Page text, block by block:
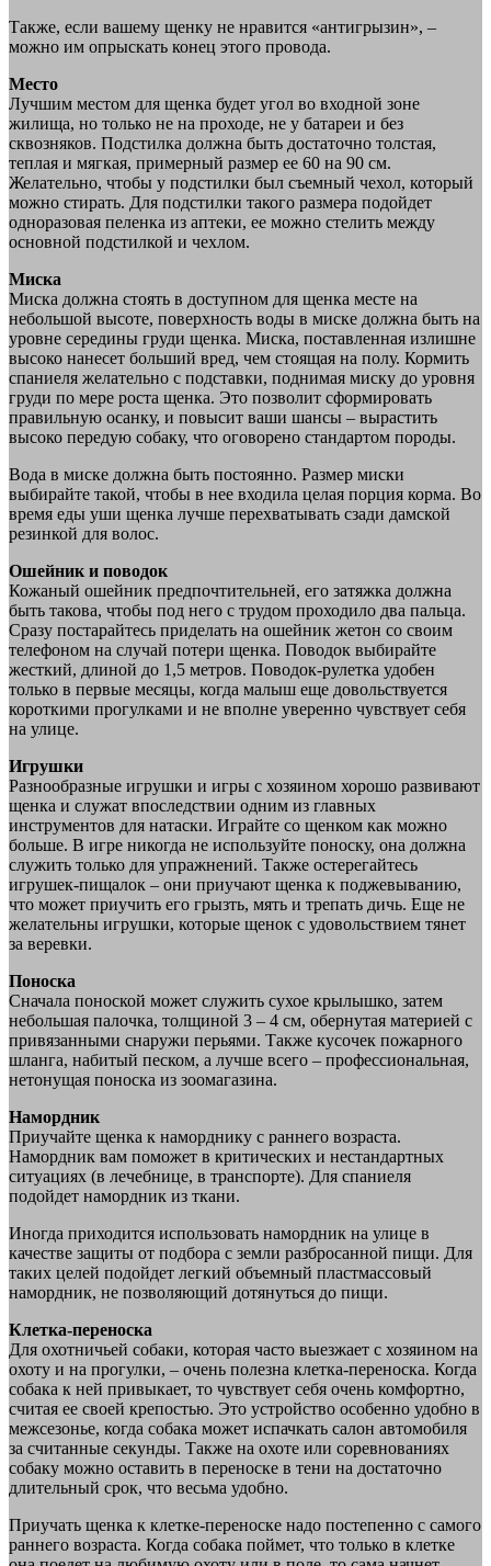
Также, если вашему щенку не нравится «антигрызин», –
можно им опрыскать конец этого провода.
Место
Лучшим местом для щенка будет угол во входной зоне
жилища, но только не на проходе, не у батареи и без
сквозняков. Подстилка должна быть достаточно толстая,
теплая и мягкая, примерный размер ее 60 на 90 см.
Желательно, чтобы у подстилки был съемный чехол, который
можно стирать. Для подстилки такого размера подойдет
одноразовая пеленка из аптеки, ее можно стелить между
основной подстилкой и чехлом.
Миска
Миска должна стоять в доступном для щенка месте на
небольшой высоте, поверхность воды в миске должна быть на
уровне середины груди щенка. Миска, поставленная излишне
высоко нанесет больший вред, чем стоящая на полу. Кормить
спаниеля желательно с подставки, поднимая миску до уровня
груди по мере роста щенка. Это позволит сформировать
правильную осанку, и повысит ваши шансы – вырастить
высоко передую собаку, что оговорено стандартом породы.
Вода в миске должна быть постоянно. Размер миски
выбирайте такой, чтобы в нее входила целая порция корма. Во
время еды уши щенка лучше перехватывать сзади дамской
резинкой для волос.
Ошейник и поводок
Кожаный ошейник предпочтительней, его затяжка должна
быть такова, чтобы под него с трудом проходило два пальца.
Сразу постарайтесь приделать на ошейник жетон со своим
телефоном на случай потери щенка. Поводок выбирайте
жесткий, длиной до 1,5 метров. Поводок-рулетка удобен
только в первые месяцы, когда малыш еще довольствуется
короткими прогулками и не вполне уверенно чувствует себя
на улице.
Игрушки
Разнообразные игрушки и игры с хозяином хорошо развивают
щенка и служат впоследствии одним из главных
инструментов для натаски. Играйте со щенком как можно
больше. В игре никогда не используйте поноску, она должна
служить только для упражнений. Также остерегайтесь
игрушек-пищалок – они приучают щенка к поджевыванию,
что может приучить его грызть, мять и трепать дичь. Еще не
желательны игрушки, которые щенок с удовольствием тянет
за веревки.
Поноска
Сначала поноской может служить сухое крылышко, затем
небольшая палочка, толщиной 3 – 4 см, обернутая материей с
привязанными снаружи перьями. Также кусочек пожарного
шланга, набитый песком, а лучше всего – профессиональная,
нетонущая поноска из зоомагазина.
Намордник
Приучайте щенка к наморднику с раннего возраста.
Намордник вам поможет в критических и нестандартных
ситуациях (в лечебнице, в транспорте). Для спаниеля
подойдет намордник из ткани.
Иногда приходится использовать намордник на улице в
качестве защиты от подбора с земли разбросанной пищи. Для
таких целей подойдет легкий объемный пластмассовый
намордник, не позволяющий дотянуться до пищи.
Клетка-переноска
Для охотничьей собаки, которая часто выезжает с хозяином на
охоту и на прогулки, – очень полезна клетка-переноска. Когда
собака к ней привыкает, то чувствует себя очень комфортно,
считая ее своей крепостью. Это устройство особенно удобно в
межсезонье, когда собака может испачкать салон автомобиля
за считанные секунды. Также на охоте или соревнованиях
собаку можно оставить в переноске в тени на достаточно
длительный срок, что весьма удобно.
Приучать щенка к клетке-переноске надо постепенно с самого
раннего возраста. Когда собака поймет, что только в клетке